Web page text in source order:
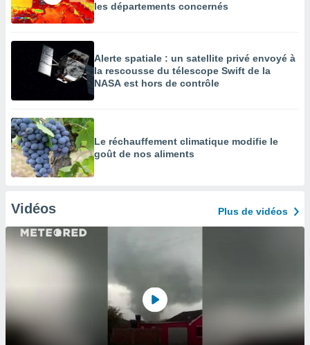
les départements concernés
Alerte spatiale : un satellite privé envoyé à
la rescousse du télescope Swift de la
NASA est hors de contrôle
Le réchauffement climatique modifie le
goût de nos aliments
Vidéos Plus de vidéos